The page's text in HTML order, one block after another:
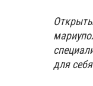
для